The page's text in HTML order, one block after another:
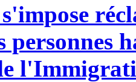
personnes